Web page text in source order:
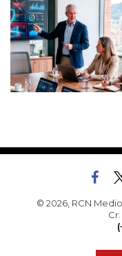
© 2026, RCN